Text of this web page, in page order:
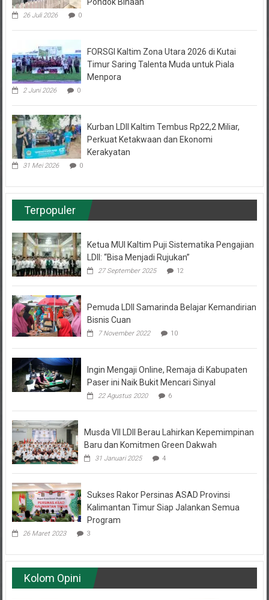
26 Juli 2026 0
FORSGI Kaltim Zona Utara 2026 di Kutai
Timur Saring Talenta Muda untuk Piala
Menpora
2 Juni 2026 0
Kurban LDII Kaltim Tembus Rp22,2 Miliar,
Perkuat Ketakwaan dan Ekonomi
Kerakyatan
31 Mei 2026 0
Terpopuler
Ketua MUI Kaltim Puji Sistematika Pengajian
LDII: “Bisa Menjadi Rujukan”
27 September 2025 12
Pemuda LDII Samarinda Belajar Kemandirian
Bisnis Cuan
7 November 2022 10
Ingin Mengaji Online, Remaja di Kabupaten
Paser ini Naik Bukit Mencari Sinyal
22 Agustus 2020 6
Musda VII LDII Berau Lahirkan Kepemimpinan
Baru dan Komitmen Green Dakwah
31 Januari 2025 4
Sukses Rakor Persinas ASAD Provinsi
Kalimantan Timur Siap Jalankan Semua
Program
26 Maret 2023 3
Kolom Opini